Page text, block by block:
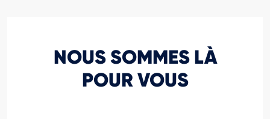
NOUS SOMMES LÀ
POUR VOUS